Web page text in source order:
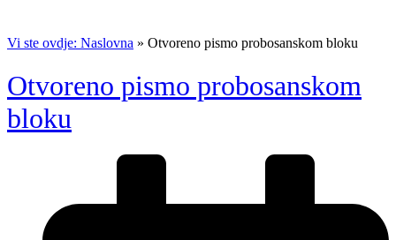
Vi ste ovdje: Naslovna » Otvoreno pismo probosanskom bloku
Otvoreno pismo probosanskom
bloku